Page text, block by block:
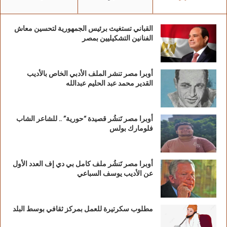
الرعاية والدعم والهيئة التظيمية ..
هذا ويقام مهرجان آفاق المسرحية برعاية وزارة
الثقافة، ومعالي الوزير الفنان أحمد فؤاد هنو،وبدعم
قطاع المسرح برئاسة المخرج هشام عطوة،
الرئيس الشرفي الفنان القدير محمد صبحي،
وأمين عام المهرجان ومؤسسه المخرج هشام
السنباطي، والمدير التنفيذي سالي سليمان،
القباني تستغيث برئيس الجمهورية لتحسين معاش
الفنانين التشكيليين بمصر
أوبرا مصر تنشر الملف الأدبي الخاص بالأديب
القدير محمد عبد الحليم عبدالله
أوبرا مصر تَنشُر قصيدة “حورية” .. للشاعر الشاب
فلومارك بولس
أوبرا مصر تَنشُر ملف كامل بي دي إف العدد الأول
عن الأديب يوسف السباعي
مطلوب سكرتيرة للعمل بمركز ثقافي بوسط البلد